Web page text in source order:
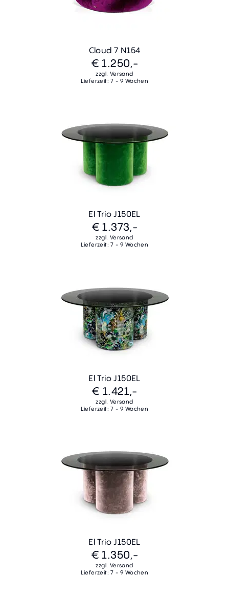
Cloud 7 N154
€ 1.250,-
zzgl. Versand
Lieferzeit: 7 - 9 Wochen
El Trio J150EL
€ 1.373,-
zzgl. Versand
Lieferzeit: 7 - 9 Wochen
El Trio J150EL
€ 1.421,-
zzgl. Versand
Lieferzeit: 7 - 9 Wochen
El Trio J150EL
€ 1.350,-
zzgl. Versand
Lieferzeit: 7 - 9 Wochen